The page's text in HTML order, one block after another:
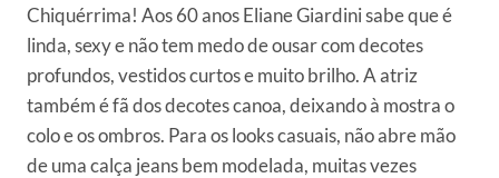
Chiquérrima! Aos 60 anos Eliane Giardini sabe que é
linda, sexy e não tem medo de ousar com decotes
profundos, vestidos curtos e muito brilho. A atriz
também é fã dos decotes canoa, deixando à mostra o
colo e os ombros. Para os looks casuais, não abre mão
de uma calça jeans bem modelada, muitas vezes